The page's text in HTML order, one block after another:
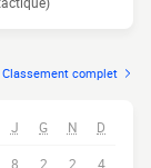
Classement complet
J G N D
8 2 2
4